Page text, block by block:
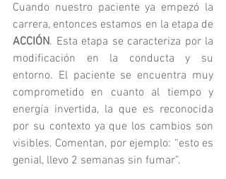
Cuando nuestro paciente ya empezó la
ACCIÓN. Esta etapa se caracteriza por la
modificación en la conducta y su
entorno. El paciente se encuentra muy
comprometido en cuanto al tiempo y
energía invertida, la que es reconocida
por su contexto ya que los cambios son
visibles. Comentan, por ejemplo: “esto es
genial, llevo 2 semanas sin fumar”.